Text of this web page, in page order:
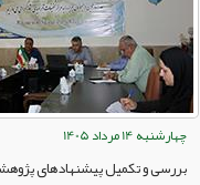
چهارشنبه 14 مرداد 1405
بررسی و تکمیل پیشنهادهای